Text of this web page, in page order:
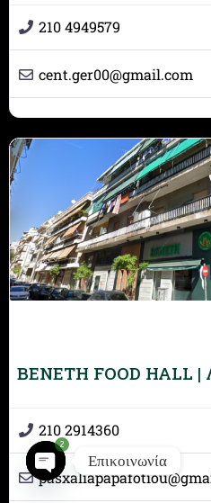
210 4949579
cent.ger00@gmail.com
BENETH FOOD
210 2914360
pasxaliapapafotiou@
Επικοινωνία
2